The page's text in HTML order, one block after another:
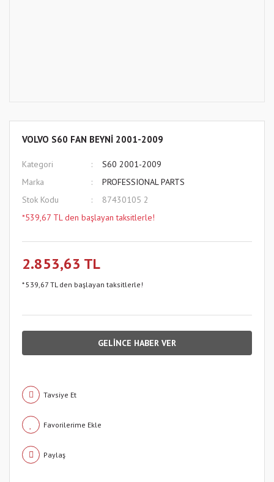
VOLVO S60 FAN BEYNİ 2001-2009
Kategori
S60 2001-2009
Marka
PROFESSIONAL PARTS
Stok Kodu
87430105 2
*539,67 TL den başlayan taksitlerle!
2.853,63 TL
* 539,67 TL den başlayan taksitlerle!
GELİNCE HABER VER
Tavsiye Et
Paylaş